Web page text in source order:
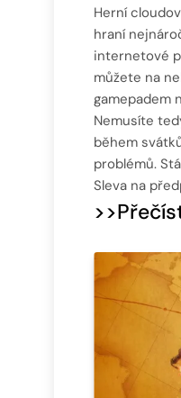
Herní
hraní
internetové
můžete na
gamepadem
Nemusíte
během
problémů.
Sleva na